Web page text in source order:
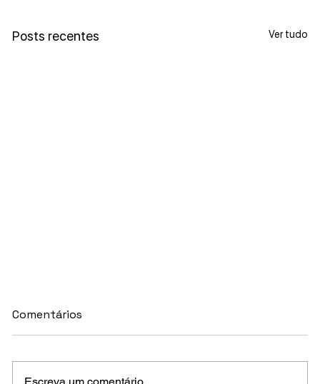
Posts recentes Ver tudo
Comentários